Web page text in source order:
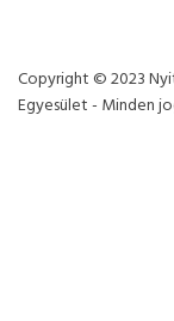
Copyright © 2023
Egyesület - Minden